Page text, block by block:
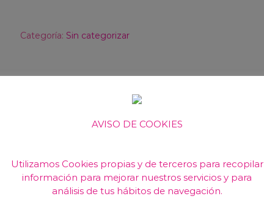
Categoría: Sin categorizar
AVISO DE COOKIES
Utilizamos Cookies propias y de terceros para recopilar
información para mejorar nuestros servicios y para
análisis de tus hábitos de navegación.